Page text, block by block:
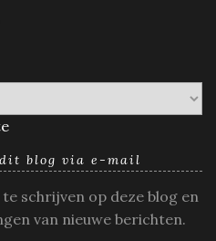
blog via e-mail
schrijven op deze blog en
van nieuwe berichten.